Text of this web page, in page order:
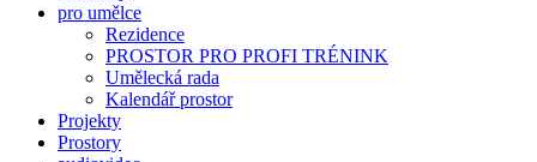
pro umělce
Rezidence
PROSTOR PRO PROFI TRÉNINK
Umělecká rada
Kalendář prostor
Projekty
Prostory